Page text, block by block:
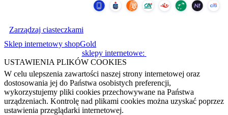
Zarządzaj ciasteczkami
Sklep internetowy shopGold
sklepy internetowe:
USTAWIENIA PLIKÓW COOKIES
W celu ulepszenia zawartości naszej strony internetowej oraz
dostosowania jej do Państwa osobistych preferencji,
wykorzystujemy pliki cookies przechowywane na Państwa
urządzeniach. Kontrolę nad plikami cookies można uzyskać poprzez
ustawienia przeglądarki internetowej.